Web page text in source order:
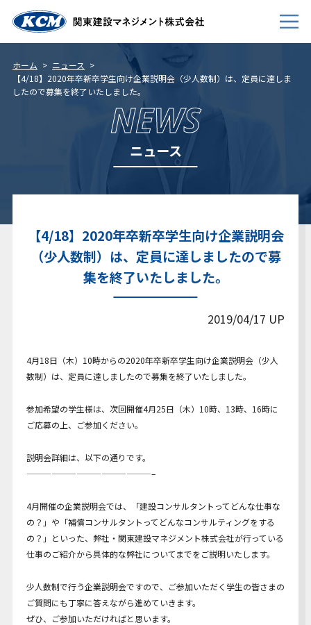
会社案内
キャリア採用
免責事項
サイトマップ
ホーム
ニュース
【4/18】2020年卒新卒学生向け企業説明会（少人数制）は、定員に達しま
したので募集を終了いたしました。
NEWS
ニュース
【4/18】2020年卒新卒学生向け企業説明会
（少人数制）は、定員に達しましたので募
集を終了いたしました。
2019/04/17 UP
4月18日（木）10時からの2020年卒新卒学生向け企業説明会（少人
数制）は、定員に達しましたので募集を終了いたしました。
参加希望の学生様は、次回開催4月25日（木）10時、13時、16時に
ご応募の上、ご参加ください。
説明会詳細は、以下の通りです。
———————————————–
4月開催の企業説明会では、「建設コンサルタントってどんな仕事な
の？」や「補償コンサルタントってどんなコンサルティングをする
の？」といった、弊社・関東建設マネジメント株式会社が行っている
仕事のご紹介から具体的な弊社についてまでをご説明いたします。
少人数制で行う企業説明会ですので、ご参加いただく学生の皆さまの
ご質問にも丁寧に答えながら進めていきます。
ぜひ、ご参加いただければと思います。